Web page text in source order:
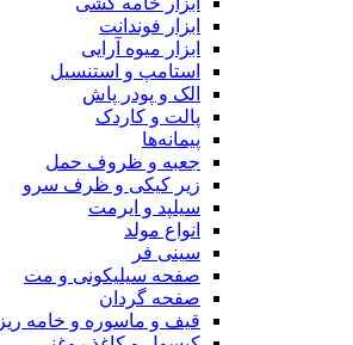
ابزار فوندانت
ابزار میوه آرایی
استامپ و استنسیل
الک و پودر پاش
پالت و کاردک
پیمانه‌ها
جعبه و ظروف حمل
زیر کیکی و ظرف سرو
سیلپد و ایرمت
انواع مولد
سینی فر
صفحه سیلیکونی و مت
صفحه گردان
قیف و ماسوره و خامه ریز